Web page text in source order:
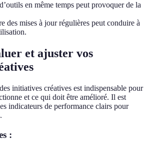
en même temps peut provoquer de la
des mises à jour régulières peut conduire à
et ajuster vos
initiatives créatives est indispensable pour
et ce qui doit être amélioré. Il est
indicateurs de performance clairs pour
: